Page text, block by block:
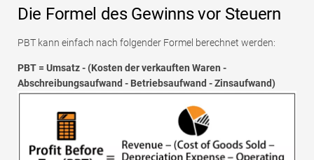
Die Formel des Gewinns vor Steuern
PBT kann einfach nach folgender Formel berechnet werden:
PBT = Umsatz - (Kosten der verkauften Waren -
Abschreibungsaufwand - Betriebsaufwand - Zinsaufwand)